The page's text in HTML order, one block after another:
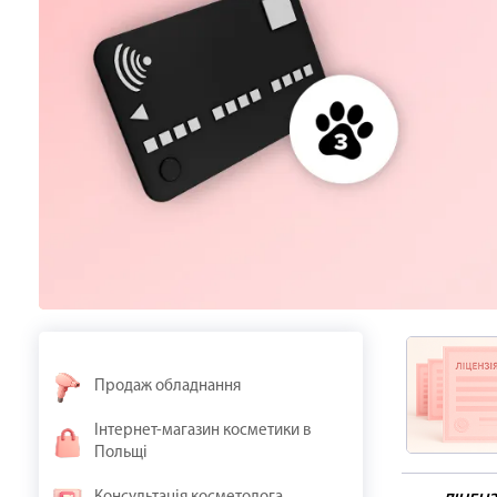
Продаж обладнання
Інтернет-магазин косметики в
Польщі